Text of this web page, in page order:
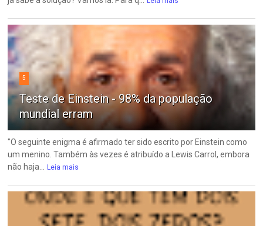
5
Teste de Einstein - 98% da população
mundial erram
"O seguinte enigma é afirmado ter sido escrito por Einstein como
um menino. Também às vezes é atribuído a Lewis Carrol, embora
não haja...
Leia mais